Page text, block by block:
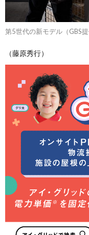
第5世代の新モデル（GBS提
（藤原秀行）